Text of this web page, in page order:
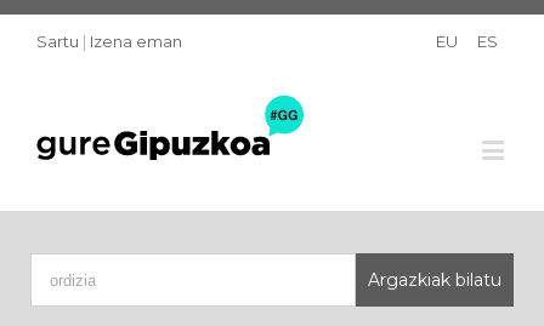
Sartu | Izena eman EU ES